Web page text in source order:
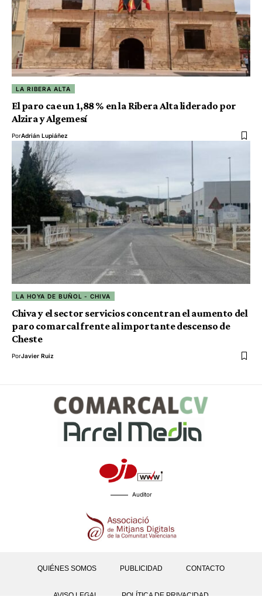
LA RIBERA ALTA
El paro cae un 1,88 % en la Ribera Alta liderado por
Alzira y Algemesí
PorAdrián Lupiáñez
LA HOYA DE BUÑOL - CHIVA
Chiva y el sector servicios concentran el aumento del
paro comarcal frente al importante descenso de
Cheste
PorJavier Ruiz
Auditor
QUIÉNES SOMOS PUBLICIDAD CONTACTO
AVISO LEGAL POLÍTICA DE PRIVACIDAD